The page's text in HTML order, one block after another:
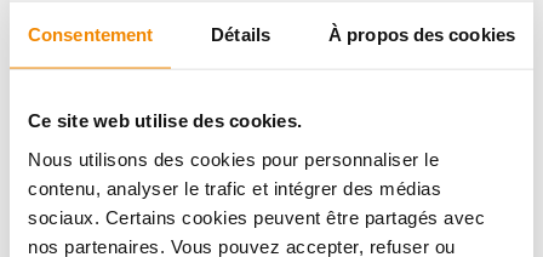
Consentement Détails À propos des cookies
Ce site web utilise des cookies.
Nous utilisons des cookies pour personnaliser le
contenu, analyser le trafic et intégrer des médias
sociaux. Certains cookies peuvent être partagés avec
nos partenaires. Vous pouvez accepter, refuser ou
Imprimer la fiche article Question sur l’article